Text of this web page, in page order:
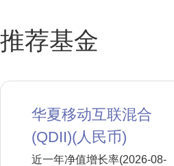
推荐基金
华夏移动互联混合
(QDII)(人民币)
近一年净值增长率(2026-08-